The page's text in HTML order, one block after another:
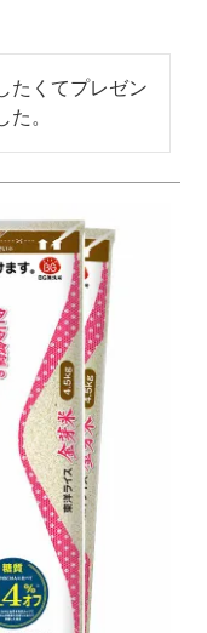
たくてプレゼン
た。